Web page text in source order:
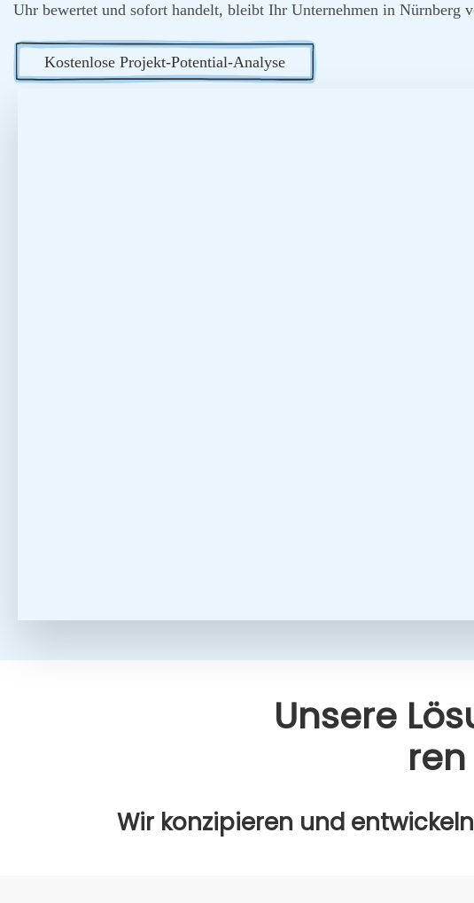
Uhr bewer­tet und sofort han­delt, bleibt Ihr Unter­neh­men in Nürn­berg
Kos­ten­lo­se Pro­jekt-Poten­ti­al-Ana­ly­se
Unse­re
Wir kon­zi­pie­ren und